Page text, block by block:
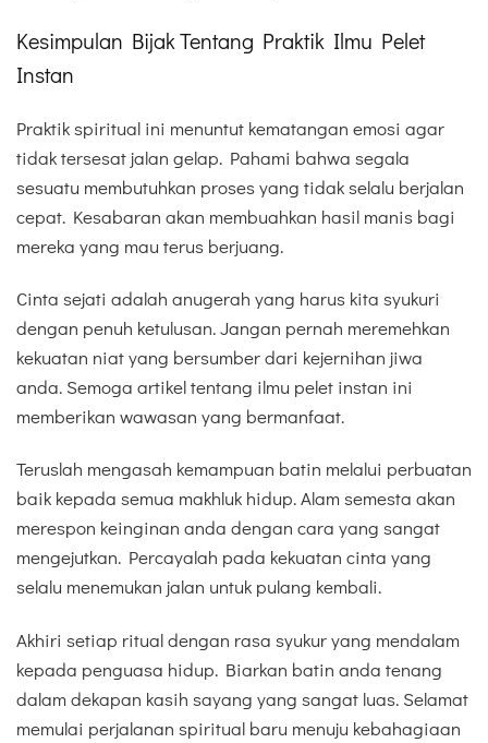
Kesimpulan Bijak Tentang Praktik Ilmu Pelet
Instan
Praktik spiritual ini menuntut kematangan emosi agar
tidak tersesat jalan gelap. Pahami bahwa segala
sesuatu membutuhkan proses yang tidak selalu berjalan
cepat. Kesabaran akan membuahkan hasil manis bagi
mereka yang mau terus berjuang.
Cinta sejati adalah anugerah yang harus kita syukuri
dengan penuh ketulusan. Jangan pernah meremehkan
kekuatan niat yang bersumber dari kejernihan jiwa
anda. Semoga artikel tentang ilmu pelet instan ini
memberikan wawasan yang bermanfaat.
Teruslah mengasah kemampuan batin melalui perbuatan
baik kepada semua makhluk hidup. Alam semesta akan
merespon keinginan anda dengan cara yang sangat
mengejutkan. Percayalah pada kekuatan cinta yang
selalu menemukan jalan untuk pulang kembali.
Akhiri setiap ritual dengan rasa syukur yang mendalam
kepada penguasa hidup. Biarkan batin anda tenang
dalam dekapan kasih sayang yang sangat luas. Selamat
memulai perjalanan spiritual baru menuju kebahagiaan